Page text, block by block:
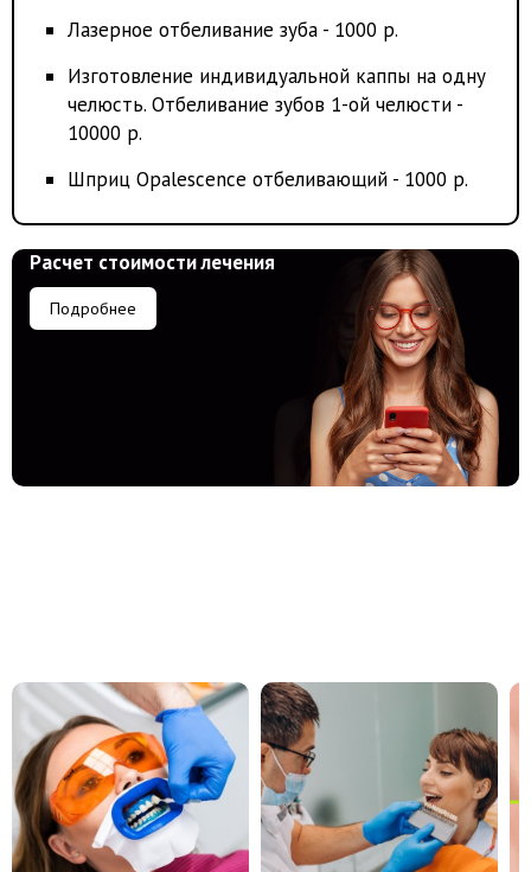
Лазерное отбеливание зуба - 1000 р.
Изготовление индивидуальной каппы на одну
челюсть. Отбеливание зубов 1-ой челюсти -
10000 р.
Шприц Opalescence отбеливающий - 1000 р.
Расчет стоимости лечения
Подробнее